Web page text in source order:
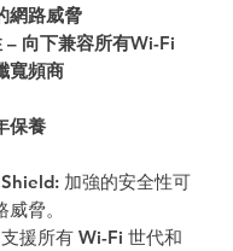
網路威脅
– 向下兼容所有Wi-Fi
寬頻商
保養
加強的安全性可
脅。
援所有 Wi-Fi 世代和